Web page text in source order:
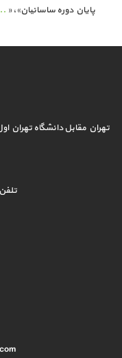
پایان دوره ساسانیان»، «
تلفن : 44-